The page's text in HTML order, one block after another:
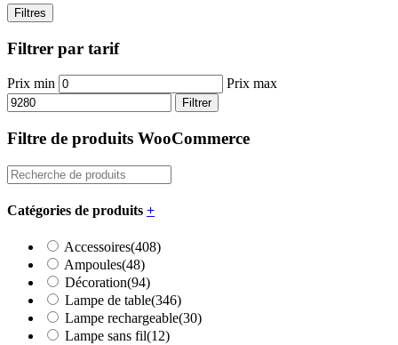
Filtres
Filtrer par tarif
Prix min Prix max
Filtrer
Filtre de produits WooCommerce
Catégories de produits +
Accessoires(408)
Ampoules(48)
Décoration(94)
Lampe de table(346)
Lampe rechargeable(30)
Lampe sans fil(12)